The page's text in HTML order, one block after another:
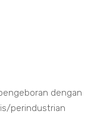
dengan
perindustrian